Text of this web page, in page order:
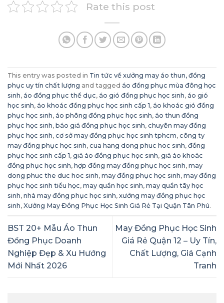
Rate this post
This entry was posted in Tin tức về xưởng may áo thun, đồng
phục uy tín chất lượng and tagged áo đồng phục mùa đông học
sinh, áo đồng phục thể dục, áo gió đồng phục học sinh, áo gió
học sinh, áo khoác đồng phục học sinh cấp 1, áo khoác gió đồng
phục học sinh, áo phông đồng phục học sinh, áo thun đồng
phục học sinh, báo giá đồng phục học sinh, chuyên may đồng
phục học sinh, cơ sở may đồng phục học sinh tphcm, công ty
may đồng phục học sinh, cua hang dong phuc hoc sinh, đồng
phục học sinh cấp 1, giá áo đồng phục học sinh, giá áo khoác
đồng phục học sinh, hợp đồng may đồng phục học sinh, may
dong phuc the duc hoc sinh, may đồng phục học sinh, may đồng
phục học sinh tiểu học, may quần học sinh, may quần tây học
sinh, nhà may đồng phục học sinh, xưởng may đồng phục học
sinh, Xưởng May Đồng Phục Học Sinh Giá Rẻ Tại Quận Tân Phú.
BST 20+ Mẫu Áo Thun
Đồng Phục Doanh
Nghiệp Đẹp & Xu Hướng
Mới Nhất 2026
May Đồng Phục Học Sinh
Giá Rẻ Quận 12 – Uy Tín,
Chất Lượng, Giá Cạnh
Tranh